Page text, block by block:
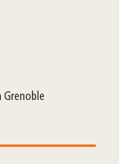
Grenoble